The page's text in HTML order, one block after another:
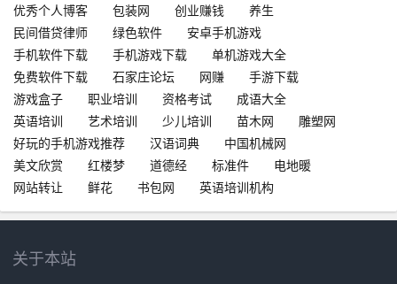
优秀个人博客
包装网 创业赚钱
养生
民间借贷律师
绿色软件
安卓手机游戏
手机软件下载
手机游戏下载
单机游戏大全
免费软件下载
石家庄论坛 网赚
手游下载
游戏盒子
职业培训 资格考试
成语大全
英语培训
艺术培训 少儿培训 苗木网
雕塑网
好玩的手机游戏推荐
汉语词典
中国机械网
美文欣赏
红楼梦 道德经 标准件
电地暖
网站转让
鲜花 书包网 英语培训机构
关于本站